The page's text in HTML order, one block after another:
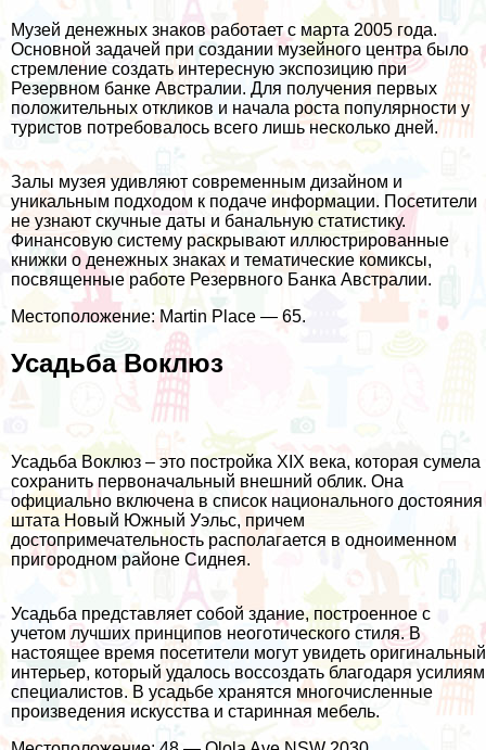
Музей денежных знаков работает с марта 2005 года.
Основной задачей при создании музейного центра было
стремление создать интересную экспозицию при
Резервном банке Австралии. Для получения первых
положительных откликов и начала роста популярности у
туристов потребовалось всего лишь несколько дней.
Залы музея удивляют современным дизайном и
уникальным подходом к подаче информации. Посетители
не узнают скучные даты и банальную статистику.
Финансовую систему раскрывают иллюстрированные
книжки о денежных знаках и тематические комиксы,
посвященные работе Резервного Банка Австралии.
Местоположение: Martin Place — 65.
Усадьба Воклюз
Усадьба Воклюз – это постройка XIX века, которая сумела
сохранить первоначальный внешний облик. Она
официально включена в список национального достояния
штата Новый Южный Уэльс, причем
достопримечательность располагается в одноименном
пригородном районе Сиднея.
Усадьба представляет собой здание, построенное с
учетом лучших принципов неоготического стиля. В
настоящее время посетители могут увидеть оригинальный
интерьер, который удалось воссоздать благодаря усилиям
специалистов. В усадьбе хранятся многочисленные
произведения искусства и старинная мебель.